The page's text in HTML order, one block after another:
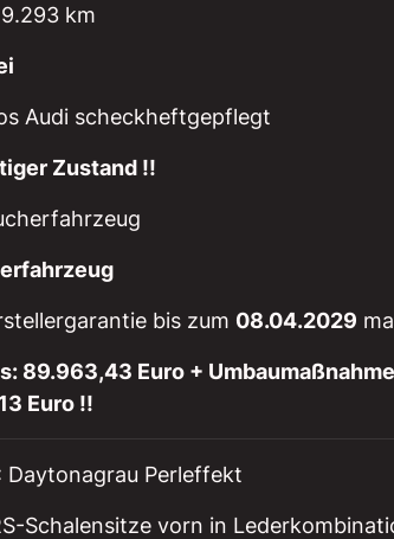
km
Audi scheckheftgepflegt
Zustand !!
bis zum 08.04.2029
89.963,43 Euro +
Euro !!
Daytonagrau Perleffekt
Schalensitze vorn in